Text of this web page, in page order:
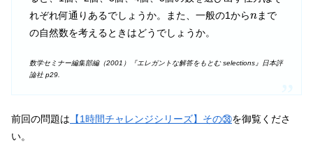
れぞれ何通りあるでしょうか。また、一般の1からn
n まで
の自然数を考えるときはどうでしょうか。
数学セミナー編集部編（2001）『エレガントな解答をもとむ selections』日本評
論社 p29.
前回の問題は 【1時間チャレンジシリーズ】その㊳を御覧くださ
い。